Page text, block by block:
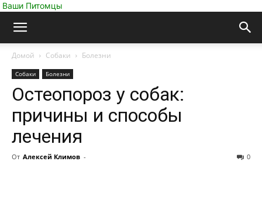
Ваши Питомцы
Домой Собаки Болезни
Собаки Болезни
Остеопороз у собак:
причины и способы
лечения
От Алексей Климов - 0